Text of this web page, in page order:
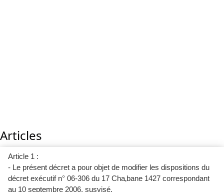
Articles
Article 1 :
- Le présent décret a pour objet de modifier les dispositions du
décret exécutif n° 06-306 du 17 Cha‚bane 1427 correspondant
au 10 septembre 2006, susvisé.